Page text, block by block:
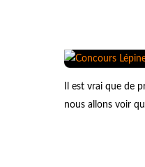
Il est vrai que de
nous allons voir